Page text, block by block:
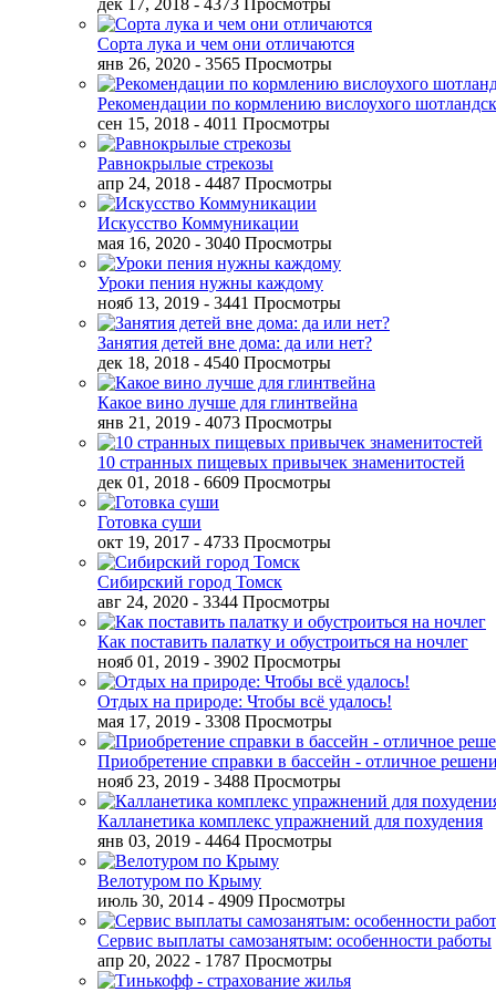
дек 17, 2018 - 4373 Просмотры
Сорта лука и чем они отличаются
янв 26, 2020 - 3565 Просмотры
Рекомендации по кормлению вислоухого
сен 15, 2018 - 4011 Просмотры
Равнокрылые стрекозы
апр 24, 2018 - 4487 Просмотры
Искусство Коммуникации
мая 16, 2020 - 3040 Просмотры
Уроки пения нужны каждому
нояб 13, 2019 - 3441 Просмотры
Занятия детей вне дома: да или нет?
дек 18, 2018 - 4540 Просмотры
Какое вино лучше для глинтвейна
янв 21, 2019 - 4073 Просмотры
10 странных пищевых привычек знаменитостей
дек 01, 2018 - 6609 Просмотры
Готовка суши
окт 19, 2017 - 4733 Просмотры
Сибирский город Томск
авг 24, 2020 - 3344 Просмотры
Как поставить палатку и обустроиться на ночлег
нояб 01, 2019 - 3902 Просмотры
Отдых на природе: Чтобы всё удалось!
мая 17, 2019 - 3308 Просмотры
Приобретение справки в бассейн - отличное
нояб 23, 2019 - 3488 Просмотры
Калланетика комплекс упражнений для похудения
янв 03, 2019 - 4464 Просмотры
Велотуром по Крыму
июль 30, 2014 - 4909 Просмотры
Сервис выплаты самозанятым: особенности работы
апр 20, 2022 - 1787 Просмотры